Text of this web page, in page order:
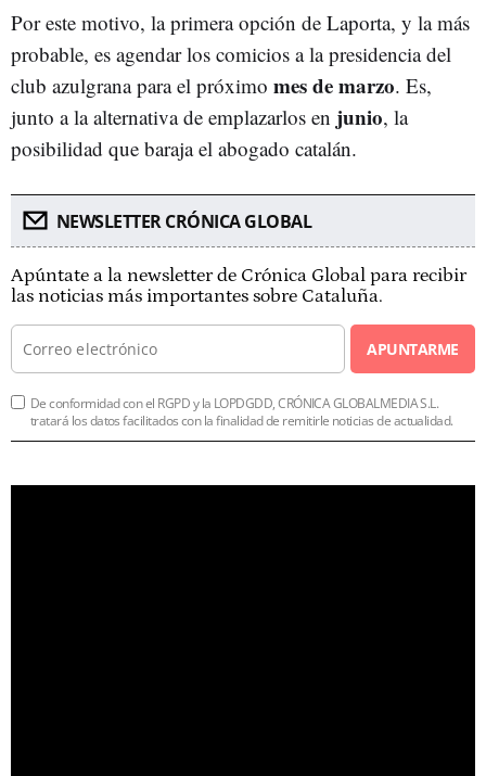
Por este motivo, la primera opción de Laporta, y la más
probable, es agendar los comicios a la presidencia del
club azulgrana para el próximo mes de marzo. Es,
junto a la alternativa de emplazarlos en junio, la
posibilidad que baraja el abogado catalán.
NEWSLETTER CRÓNICA GLOBAL
Apúntate a la newsletter de Crónica Global para recibir
las noticias más importantes sobre Cataluña.
APUNTARME
De conformidad con el RGPD y la LOPDGDD, CRÓNICA GLOBALMEDIA S.L.
tratará los datos facilitados con la finalidad de remitirle noticias de actualidad.